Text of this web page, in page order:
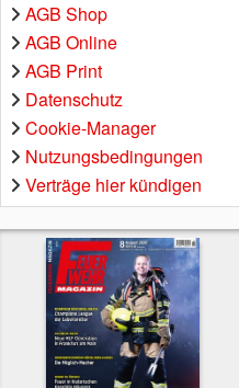
AGB Shop
AGB Online
AGB Print
Datenschutz
Cookie-Manager
Nutzungsbedingungen
Verträge hier kündigen